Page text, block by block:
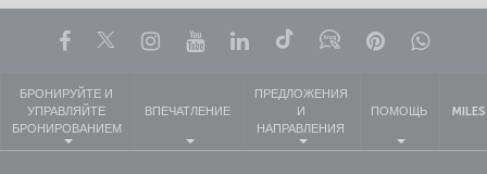
Facebook
TwitterInstagram
YouTubeLinkedIn
TikTokБлогPinterest
БРОНИРУЙТЕ И
УПРАВЛЯЙТЕ
БРОНИРОВАНИЕМ
ВПЕЧАТЛЕНИЕ
ПРЕДЛОЖЕНИЯ
И
НАПРАВЛЕНИЯ
ПОМОЩЬ